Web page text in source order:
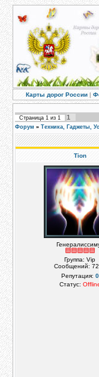
Карты дорог России |
Страница 1 из 1 1
Форум » Техника, Гаджеты,
Tion
Группа: Vip
Сообщений:
Репутация: 0
Статус: